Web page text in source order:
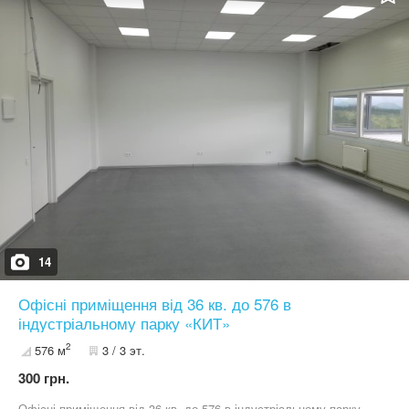
14
Офісні приміщення від 36 кв. до 576 в
індустріальному парку «КИТ»
576 м2 3 / 3 эт.
300 грн.